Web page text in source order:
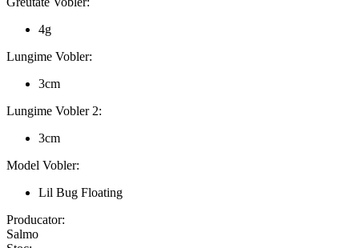
4g
Lungime Vobler:
3cm
Lungime Vobler 2:
3cm
Model Vobler:
Lil Bug Floating
Producator:
Salmo